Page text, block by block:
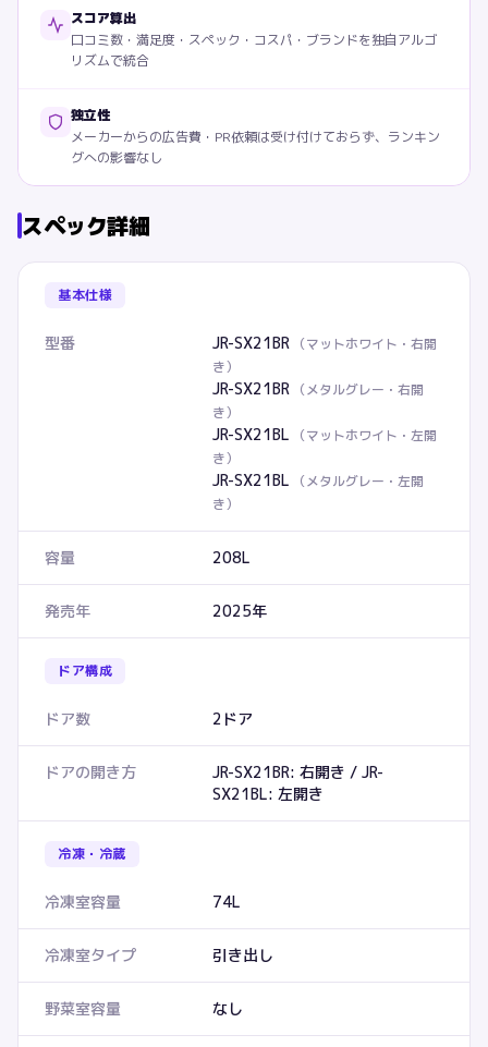
スコア算出
口コミ数・満足度・スペック・コスパ・ブランドを独自アルゴ
リズムで統合
独立性
メーカーからの広告費・PR依頼は受け付けておらず、ランキン
グへの影響なし
スペック詳細
基本仕様
型番 JR-SX21BR （マットホワイト・右開
き）
JR-SX21BR （メタルグレー・右開
き）
JR-SX21BL （マットホワイト・左開
き）
JR-SX21BL （メタルグレー・左開
き）
容量 208L
発売年 2025年
ドア構成
ドア数 2ドア
ドアの開き方
JR-SX21BR: 右開き / JR-
SX21BL: 左開き
冷凍・冷蔵
冷凍室容量 74L
冷凍室タイプ 引き出し
野菜室容量 なし